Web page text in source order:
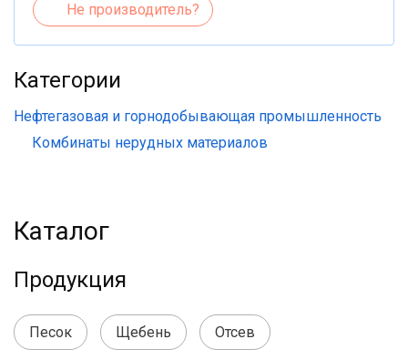
Не производитель?
Категории
Нефтегазовая и горнодобывающая промышленность
Комбинаты нерудных материалов
Каталог
Продукция
Песок Щебень Отсев